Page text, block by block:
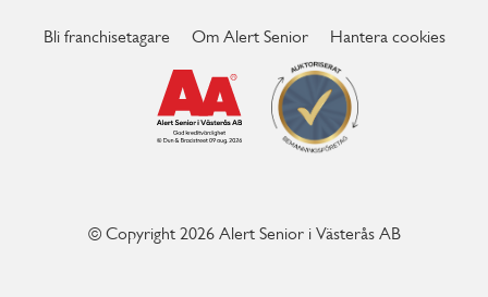
Bli franchisetagare Om Alert Senior Hantera cookies
© Copyright 2026 Alert Senior i Västerås AB